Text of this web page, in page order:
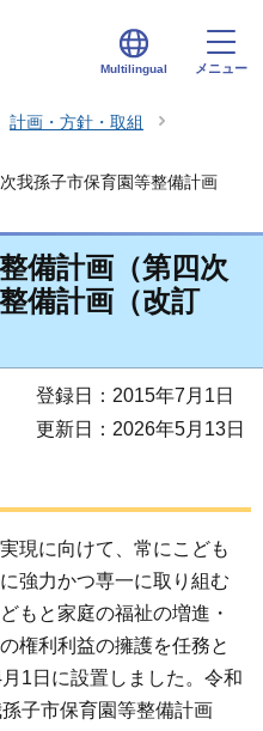
Multilingual メニュー
計画・方針・取組
我孫子市保育園等整備計画
備計画（第四次
備計画（改訂
登録日：2015年7月1日
更新日：2026年5月13日
現に向けて、常にこども
強力かつ専一に取り組む
もと家庭の福祉の増進・
権利利益の擁護を任務と
1日に設置しました。令和
子市保育園等整備計画